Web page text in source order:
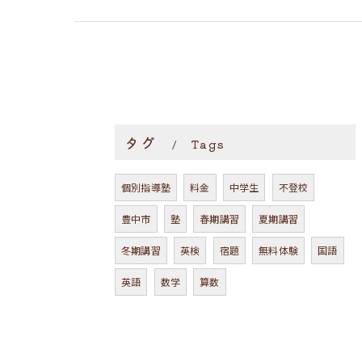
タグ Tags
個別指導塾 料金 中学生 不登校
豊中市 塾 春期講習 夏期講習
冬期講習 英検 宿題 無料体験 国語
英語 数学 算数